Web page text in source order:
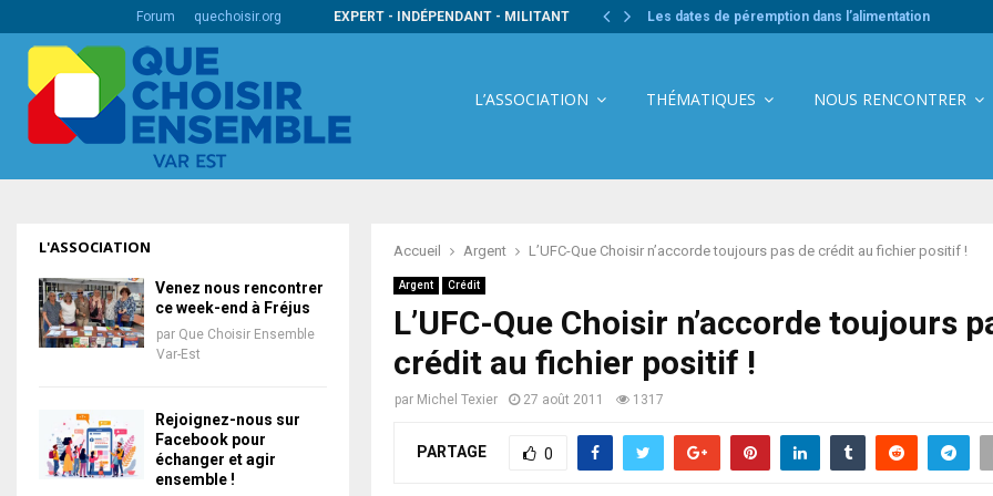
Forum quechoisir.org EXPERT - INDÉPENDANT - MILITANT
barres internationaux Les dates de péremption dans l’alimentation
L’ASSOCIATION THÉMATIQUES NOUS RENCONTRER
Accueil Argent L’UFC-Que Choisir n’accorde toujours pas de crédit au fichier positif !
Argent Crédit
L’UFC-Que Choisir n’accorde toujours
crédit au fichier positif !
par Michel Texier 27 août 2011 1317
PARTAGE 0
L'ASSOCIATION
Venez nous rencontrer
ce week-end à Fréjus
par Que Choisir Ensemble
Var-Est
Rejoignez-nous sur
Facebook pour
échanger et agir
ensemble !